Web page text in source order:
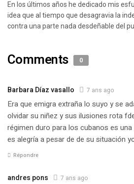
En los últimos años he dedicado mis
idea que al tiempo que desagravia la
contra una parte nada desdeñable del
Comments 0
Barbara Díaz vasallo 7 ans ago
Era que emigra extraña lo suyo y se
olvidar su niñez y sus ilusiones rota
régimen duro para los cubanos es
es alegría a pesar de de su situación
Répondre
andres pons 7 ans ago